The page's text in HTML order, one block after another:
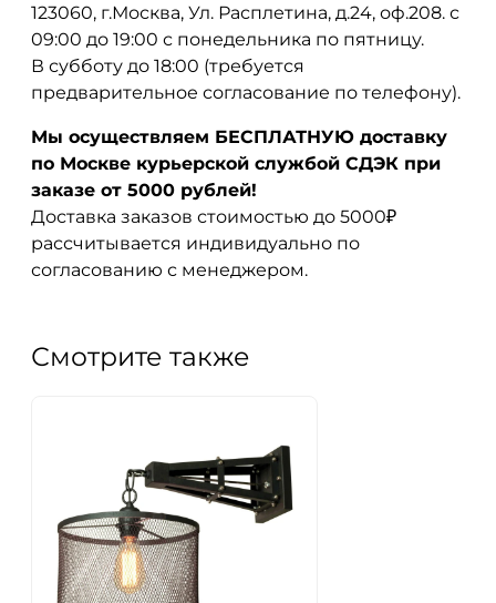
123060, г.Москва, Ул. Расплетина, д.24, оф.208. с
09:00 до 19:00 с понедельника по пятницу.
В субботу до 18:00 (требуется
предварительное согласование по телефону).
Мы осуществляем БЕСПЛАТНУЮ доставку
по Москве курьерской службой СДЭК при
заказе от 5000 рублей!
Доставка заказов стоимостью до 5000₽
рассчитывается индивидуально по
согласованию с менеджером.
Смотрите также